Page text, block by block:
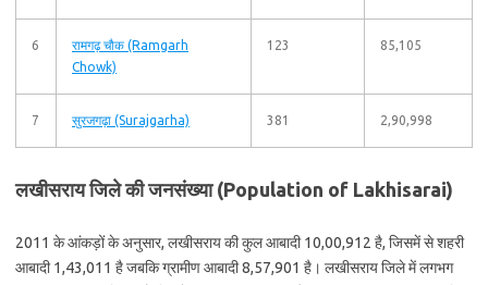
6
रामगढ़ चौक (Ramgarh
Chowk)
123 85,105
7 सुरजगढ़ा (Surajgarha) 381 2,90,998
लखीसराय जिले की जनसंख्या (Population of Lakhisarai)
2011 के आंकड़ों के अनुसार, लखीसराय की कुल आबादी 10,00,912 है, जिसमें से शहरी
आबादी 1,43,011 है जबकि ग्रामीण आबादी 8,57,901 है। लखीसराय जिले में लगभग